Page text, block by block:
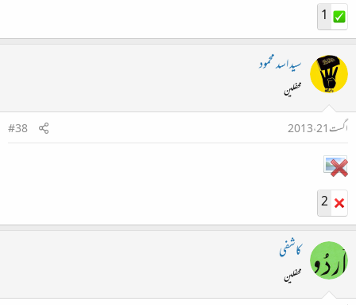
1
سید اسد محمود
محفلین
اگست 21، 2013
#38
2
کاشفی
محفلین